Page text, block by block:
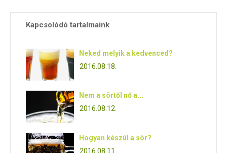
Kapcsolódó tartalmaink
Neked melyik a kedvenced?
2016.08.18.
Nem a sörtől nő a...
2016.08.12.
Hogyan készül a sör?
2016.08.11.